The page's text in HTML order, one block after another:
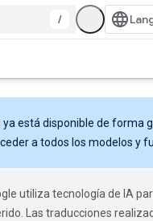
/
ya está disponible de forma
a todos los modelos y
utiliza tecnología de IA
Las traducciones